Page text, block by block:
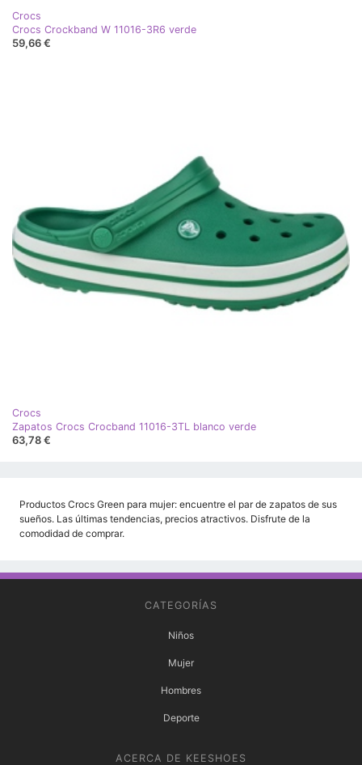
Crocs
Crocs Crockband W 11016-3R6 verde
59,66 €
Crocs
Zapatos Crocs Crocband 11016-3TL blanco verde
63,78 €
Productos Crocs Green para mujer: encuentre el par de zapatos de sus
sueños. Las últimas tendencias, precios atractivos. Disfrute de la
comodidad de comprar.
CATEGORÍAS
Niños
Mujer
Hombres
Deporte
ACERCA DE KEESHOES